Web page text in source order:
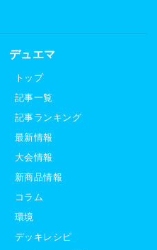
デュエマ
トップ
記事一覧
記事ランキング
最新情報
大会情報
新商品情報
コラム
環境
デッキレシピ